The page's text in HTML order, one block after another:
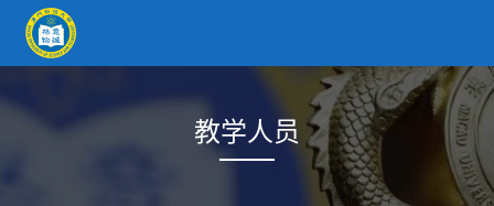
教学人员